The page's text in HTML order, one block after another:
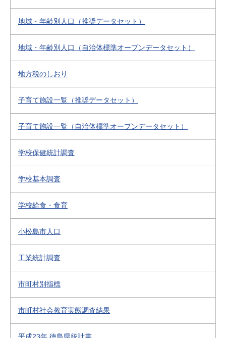
地域・年齢別人口（推奨データセット）
地域・年齢別人口（自治体標準オープンデータセット）
地方税のしおり
子育て施設一覧（推奨データセット）
子育て施設一覧（自治体標準オープンデータセット）
学校保健統計調査
学校基本調査
学校給食・食育
小松島市人口
工業統計調査
市町村別指標
市町村社会教育実態調査結果